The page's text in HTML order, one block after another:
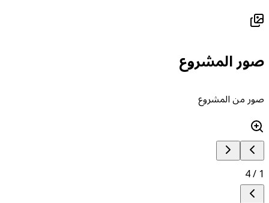
المشروع
من المشروع
/
4